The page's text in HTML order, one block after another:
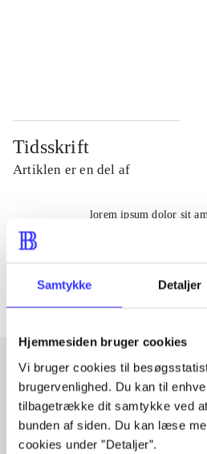
Samtykke Detaljer
Hjemmesiden bruger cookies
Vi bruger cookies til
brugervenlighed. Du kan til
tilbagetrække dit samtykke ved
bunden af siden. Du kan læse
cookies under ”Detaljer”.
Tidsskrift
Artiklen er en del af
lorem ipsum dolor sit
Artikler med samme
Fra